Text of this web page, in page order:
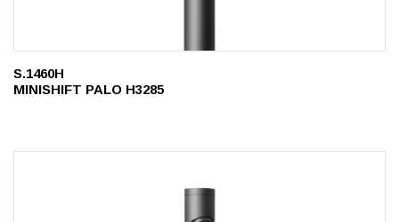
S.1460H
MINISHIFT PALO H3285